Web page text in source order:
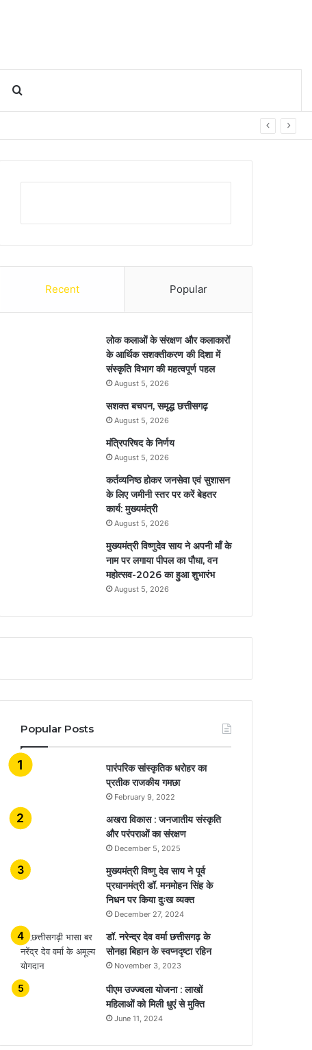
Recent Popular
लोक कलाओं के संरक्षण और कलाकारों
के आर्थिक सशक्तीकरण की दिशा में
संस्कृति विभाग की महत्वपूर्ण पहल
August 5, 2026
सशक्त बचपन, समृद्ध छत्तीसगढ़
August 5, 2026
मंत्रिपरिषद के निर्णय
August 5, 2026
कर्तव्यनिष्ठ होकर जनसेवा एवं सुशासन
के लिए जमीनी स्तर पर करें बेहतर
कार्य: मुख्यमंत्री
August 5, 2026
मुख्यमंत्री विष्णुदेव साय ने अपनी माँ के
नाम पर लगाया पीपल का पौधा, वन
महोत्सव-2026 का हुआ शुभारंभ
August 5, 2026
Popular Posts
​​​​​​​पारंपरिक सांस्कृतिक धरोहर का
प्रतीक राजकीय गमछा
February 9, 2022
अखरा विकास : जनजातीय संस्कृति
और परंपराओं का संरक्षण
December 5, 2025
मुख्यमंत्री विष्णु देव साय ने पूर्व
प्रधानमंत्री डॉ. मनमोहन सिंह के
निधन पर किया दुःख व्यक्त
December 27, 2024
डॉ. नरेन्द्र देव वर्मा छत्तीसगढ़ के
सोनहा बिहान के स्वप्नदृष्टा रहिन
November 3, 2023
पीएम उज्ज्वला योजना : लाखों
महिलाओं को मिली धुएं से मुक्ति
June 11, 2024